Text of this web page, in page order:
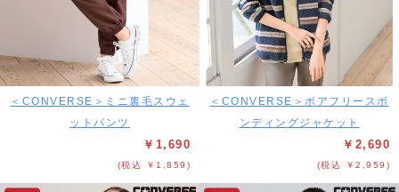
＜CONVERSE＞ミニ裏毛スウェ
ットパンツ
￥1,690
(税込 ￥1,859)
＜CONVERSE＞ボアフリースボ
ンディングジャケット
￥2,690
(税込 ￥2,959)